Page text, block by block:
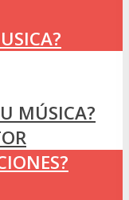
MÚSICA?